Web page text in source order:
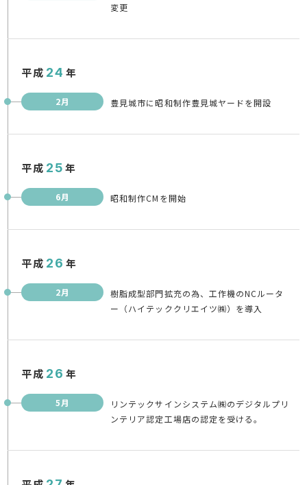
変更
平成 24 年
2月 豊見城市に昭和制作豊見城ヤードを開設
平成 25 年
6月 昭和制作CMを開始
平成 26 年
2月
樹脂成型部門拡充の為、工作機のNCルータ
ー（ハイテッククリエイツ㈱）を導入
平成 26 年
5月
リンテックサインシステム㈱のデジタルプリ
ンテリア認定工場店の認定を受ける。